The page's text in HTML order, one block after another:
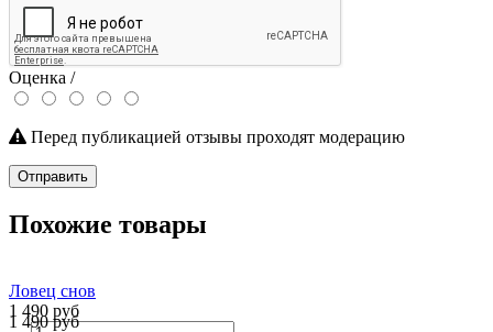
Оценка /
Перед публикацией отзывы проходят модерацию
Отправить
Похожие товары
Ловец снов
1 490 руб
1 490 руб